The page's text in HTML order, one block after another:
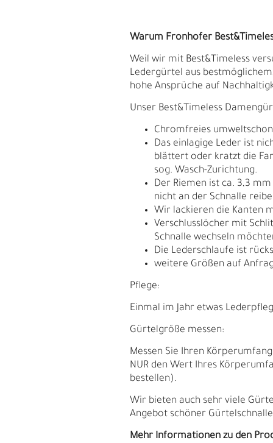
Ä
Warum Fronhofer
Weil wir mit Best&Timeless
Ledergürtel aus
hohe Ansprüche auf
Unser Best&Timeless
Chromfreies
Das einlagige Leder ist
blättert oder kratzt die
sog. Wasch-Zurichtung.
Der Riemen ist ca. 3,3
nicht an der Schnalle
Wir lackieren die Kanten
Verschlusslöcher mit
Schnalle wechseln
Die Lederschlaufe ist
weitere Größen auf
Pflege:
Einmal im Jahr etwas
Gürtelgröße messen:
Messen Sie Ihren
NUR den Wert Ihres
bestellen).
Wir bieten auch sehr viele
Angebot schöner
Mehr Informationen zu den